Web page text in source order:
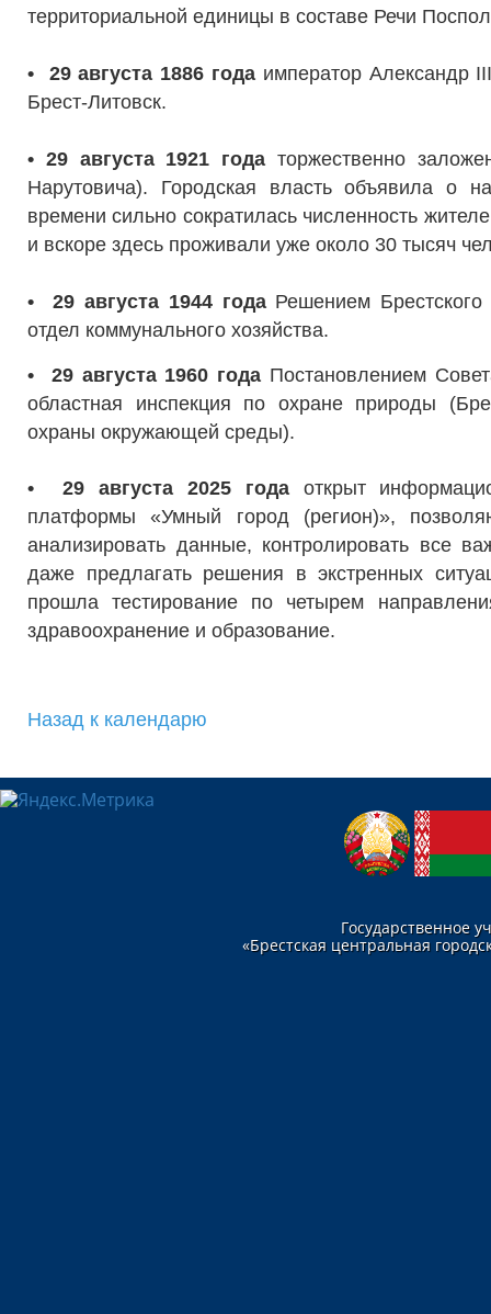
территориальной единицы в составе Речи
• 29 августа 1886 годаимператор Александр
Брест-Литовск.
• 29 августа 1921 года торжественно
Нарутовича). Городская власть объявила о
времени сильно сократилась численность
и вскоре здесь проживали уже около 30 тысяч
• 29 августа 1944 годаРешением Брестского
отдел коммунального хозяйства.
• 29 августа 1960 года Постановлением
областная инспекция по охране природы
охраны окружающей среды).
• 29 августа 2025 годаоткрыт
платформы «Умный город (регион)»,
анализировать данные, контролировать все
даже предлагать решения в экстренных
прошла тестирование по четырем
здравоохранение и образование.
Назад к календарю
Государственное
«Брестская центральная